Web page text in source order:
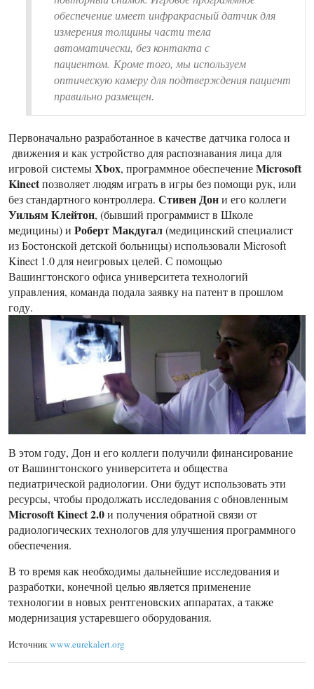
обеспечение имеет инфракрасный датчик для
измерения толщины части тела
автоматически, без контакта с
пациентом. Кроме того, мы используем
оптическую камеру для подтверждения пациент
правильно размещен.
Первоначально разработанное в качестве датчика голоса и
движения и как устройство для распознавания лица для
игровой системыXbox, программное обеспечениеMicrosoft
Kinectпозволяет людям играть в игры без помощи рук, или
без стандартного контроллера. Стивен Дони его коллеги
Уильям Клейтон, (бывший программист в Школе
медицины) и Роберт Макдугал(медицинский специалист
из Бостонской детской больницы) использовали Microsoft
Kinect 1.0 для неигровых целей. С помощью
Вашингтонского офиса университета технологий
управления, команда подала заявку на патент в прошлом
году.
В этом году, Дон и его коллеги получили финансирование
от Вашингтонского университета и общества
педиатрической радиологии. Они будут использовать эти
ресурсы, чтобы продолжать исследования с обновленным
Microsoft Kinect 2.0и получения обратной связи от
радиологических технологов для улучшения программного
обеспечения.
В то время как необходимы дальнейшие исследования и
разработки, конечной целью является применение
технологии в новых рентгеновских аппаратах, а также
модернизация устаревшего оборудования.
Источник www.eurekalert.org